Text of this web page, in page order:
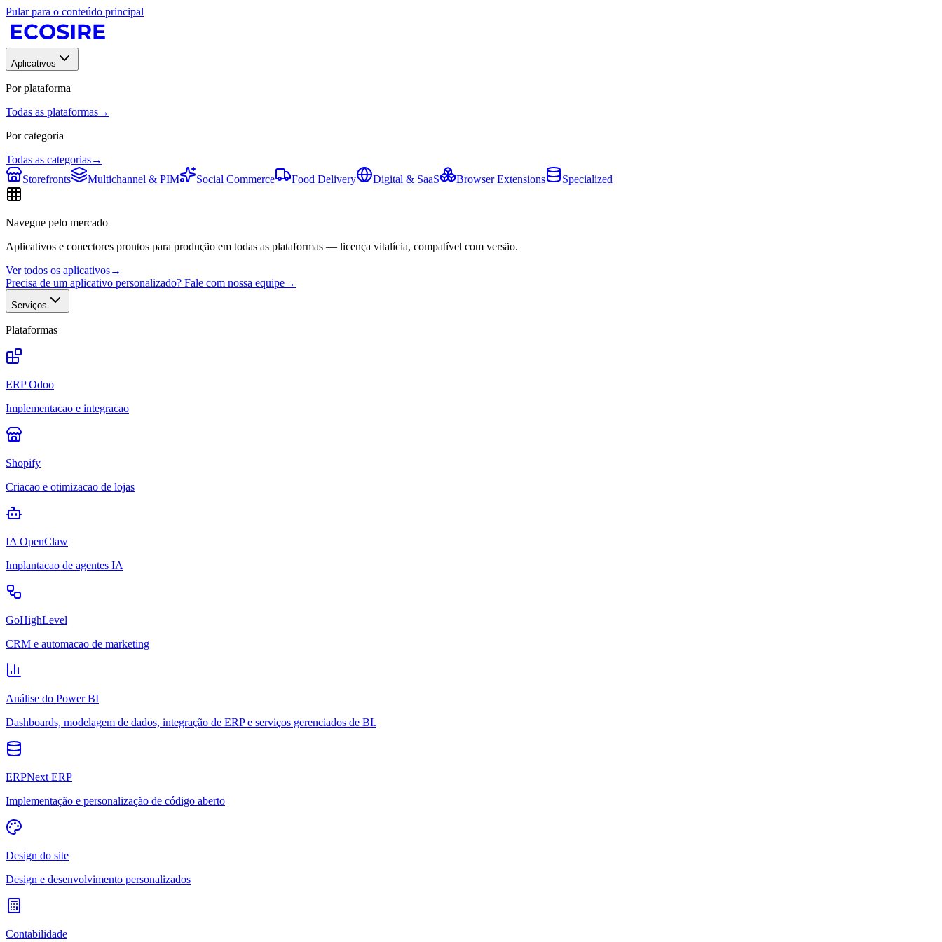
Pular para o conteúdo principal
Aplicativos
Por plataforma
Todas as plataformas→
Por categoria
Todas as categorias→
Storefronts
Multichannel & PIM Social Commerce Food Delivery Digital & SaaS Browser Extensions Specialized
Navegue pelo mercado
Aplicativos e conectores prontos para produção em todas as plataformas — licença vitalícia, compatível com versão.
Ver todos os aplicativos→
Precisa de um aplicativo personalizado? Fale com nossa equipe→
Serviços
Plataformas
ERP Odoo
Implementacao e integracao
Shopify
Criacao e otimizacao de lojas
IA OpenClaw
Implantacao de agentes IA
GoHighLevel
CRM e automacao de marketing
Análise do Power BI
Dashboards, modelagem de dados, integração de ERP e serviços gerenciados de BI.
ERPNext ERP
Implementação e personalização de código aberto
Design do site
Design e desenvolvimento personalizados
Contabilidade